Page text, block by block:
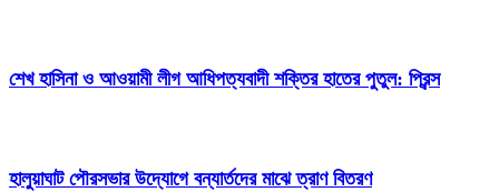
শেখ হাসিনা ও আওয়ামী লীগ আধিপত্যবাদী শক্তির হাতের পুতুল: প্রিন্স
হালুয়াঘাট পৌরসভার উদ্যোগে বন্যার্তদের মাঝে ত্রাণ বিতরণ